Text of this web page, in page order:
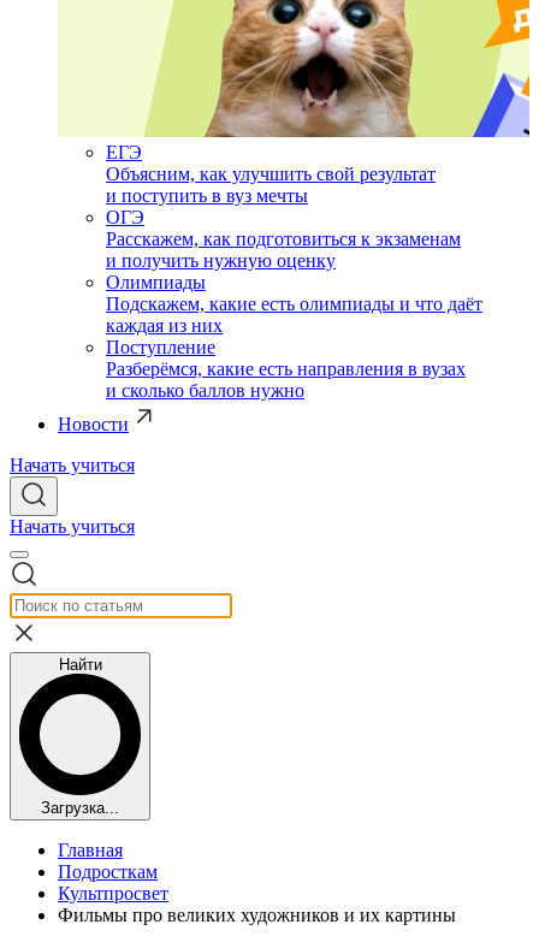
ЕГЭ
Объясним, как улучшить свой результат
и поступить в вуз мечты
ОГЭ
Расскажем, как подготовиться к экзаменам
и получить нужную оценку
Олимпиады
Подскажем, какие есть олимпиады и что даёт
каждая из них
Поступление
Разберёмся, какие есть направления в вузах
и сколько баллов нужно
Новости
Начать учиться
Начать учиться
Найти
Загрузка...
Главная
Подросткам
Культпросвет
Фильмы про великих художников и их картины